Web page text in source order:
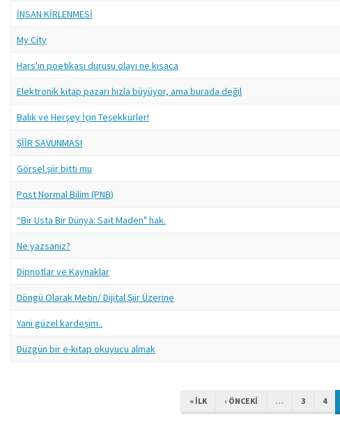
İNSAN KİRLENMESİ
My City
Hars'ın poetikası duruşu olayı ne kısaca
Elektronik kitap pazarı hızla büyüyor, ama burada değil
Balık ve Herşey İçin Teşekkürler!
ŞİİR SAVUNMASI
Görsel şiir bitti mu
Post Normal Bilim (PNB)
“Bir Usta Bir Dünya: Sait Maden" hak.
Ne yazsanız?
Dipnotlar ve Kaynaklar
Döngü Olarak Metin/ Dijital Şiir Üzerine
Yani güzel kardeşim..
Düzgün bir e-kitap okuyucu almak
« ILK ‹ ÖNCEKI … 3 4